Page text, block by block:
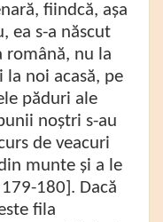
fiindcă, așa
ea s-a născut
nu la
la noi acasă, pe
păduri ale
noștri s-au
de veacuri
munte și a le
180]. Dacă
fila